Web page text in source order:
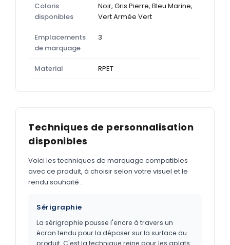
Coloris
disponibles
Noir, Gris Pierre, Bleu Marine,
Vert Armée Vert
Emplacements
de marquage
3
Material RPET
Techniques de personnalisation
disponibles
Voici les techniques de marquage compatibles
avec ce produit, à choisir selon votre visuel et le
rendu souhaité :
Sérigraphie
La sérigraphie pousse l'encre à travers un
écran tendu pour la déposer sur la surface du
produit. C'est la technique reine pour les aplats